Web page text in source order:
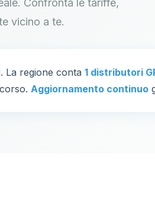
Confronta le tariffe,
vicino a te.
La regione conta 1 distributori
Aggiornamento continuo